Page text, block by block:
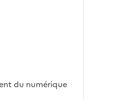
du numérique